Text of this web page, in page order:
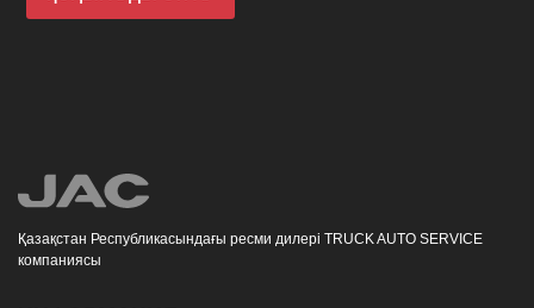
Қазақстан Республикасындағы ресми дилері TRUCK AUTO SERVICE
компаниясы